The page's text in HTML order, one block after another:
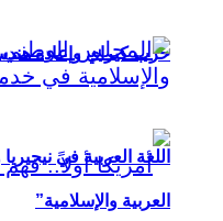
حزب كيراي وإعادة
اللغة العربية في
العربية والإسلامية”